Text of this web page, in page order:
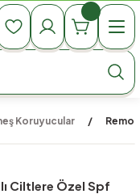
Kargo
Koruyucular
Ciltlere Özel Spf